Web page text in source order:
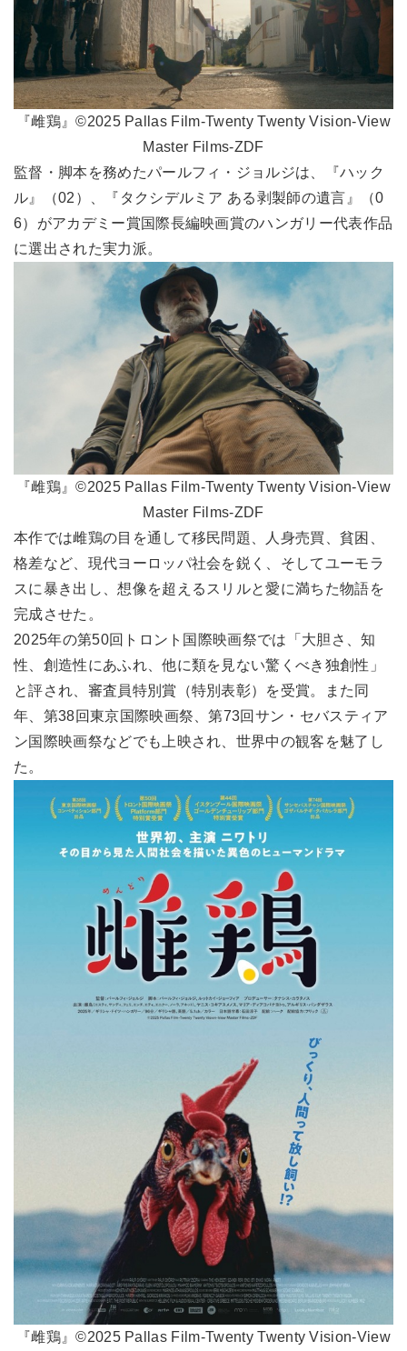
『雌鶏』©2025 Pallas Film-Twenty Twenty Vision-View
Master Films-ZDF
監督・脚本を務めたパールフィ・ジョルジは、『ハック
ル』（02）、『タクシデルミア ある剥製師の遺言』（0
6）がアカデミー賞国際長編映画賞のハンガリー代表作品
に選出された実力派。
『雌鶏』©2025 Pallas Film-Twenty Twenty Vision-View
Master Films-ZDF
本作では雌鶏の目を通して移民問題、人身売買、貧困、
格差など、現代ヨーロッパ社会を鋭く、そしてユーモラ
スに暴き出し、想像を超えるスリルと愛に満ちた物語を
完成させた。
2025年の第50回トロント国際映画祭では「大胆さ、知
性、創造性にあふれ、他に類を見ない驚くべき独創性」
と評され、審査員特別賞（特別表彰）を受賞。また同
年、第38回東京国際映画祭、第73回サン・セバスティア
ン国際映画祭などでも上映され、世界中の観客を魅了し
た。
『雌鶏』©2025 Pallas Film-Twenty Twenty Vision-View